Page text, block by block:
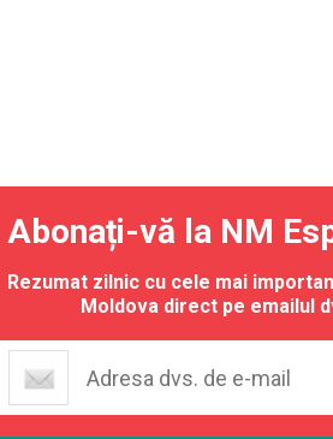
Abonați-vă la NM
Rezumat zilnic cu cele mai
Moldova direct pe emailul